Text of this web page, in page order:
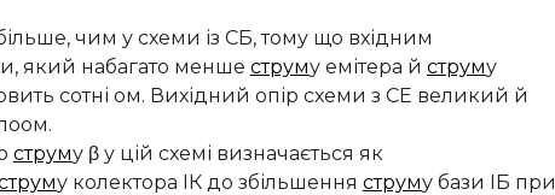
чим у схеми із СБ, тому що вхідним
який набагато менше струму емітера й струму
сотні ом. Вихідний опір схеми з СЕ великий й
струму β у цій схемі визначається як
у колектора IК до збільшення струму бази IБ при